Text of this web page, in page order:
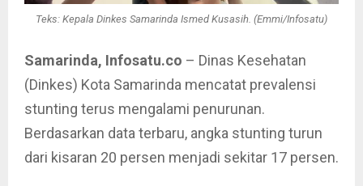
Teks: Kepala Dinkes Samarinda Ismed Kusasih. (Emmi/Infosatu)
Samarinda, Infosatu.co – Dinas Kesehatan
(Dinkes) Kota Samarinda mencatat prevalensi
stunting terus mengalami penurunan.
Berdasarkan data terbaru, angka stunting turun
dari kisaran 20 persen menjadi sekitar 17 persen.